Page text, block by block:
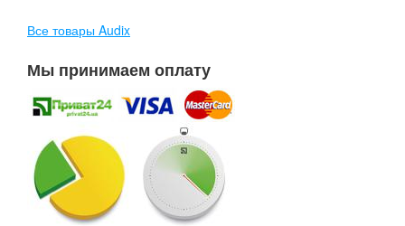
Все товары Audix
Мы принимаем оплату